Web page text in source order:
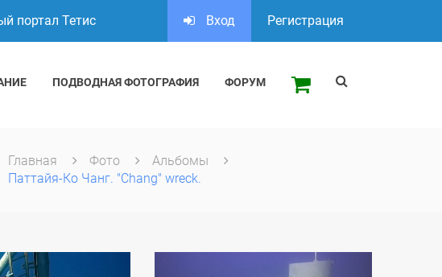
портал Тетис Вход Регистрация
ПОДВОДНАЯ ФОТОГРАФИЯ ФОРУМ
Главная Фото
Альбомы
Паттайя-Ко Чанг. "Chang" wreck.